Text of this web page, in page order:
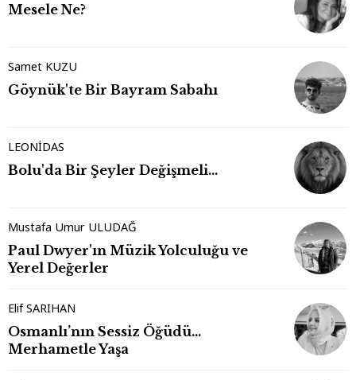
Mesele Ne?
Samet KUZU
Göynük'te Bir Bayram Sabahı
LEONİDAS
Bolu'da Bir Şeyler Değişmeli…
Mustafa Umur ULUDAĞ
Paul Dwyer'ın Müzik Yolculuğu ve
Yerel Değerler
Elif SARIHAN
Osmanlı’nın Sessiz Öğüdü…
Merhametle Yaşa